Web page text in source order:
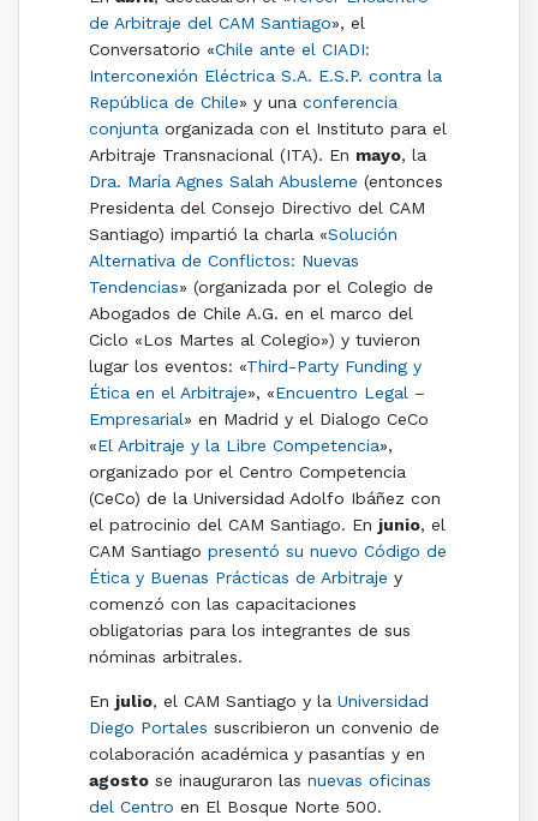
de Arbitraje del CAM Santiago», el
Conversatorio «Chile ante el CIADI:
Interconexión Eléctrica S.A. E.S.P. contra la
República de Chile» y una conferencia
conjunta organizada con el Instituto para el
Arbitraje Transnacional (ITA). En mayo, la
Dra. María Agnes Salah Abusleme (entonces
Presidenta del Consejo Directivo del CAM
Santiago) impartió la charla «Solución
Alternativa de Conflictos: Nuevas
Tendencias» (organizada por el Colegio de
Abogados de Chile A.G. en el marco del
Ciclo «Los Martes al Colegio») y tuvieron
lugar los eventos: «Third-Party Funding y
Ética en el Arbitraje», «Encuentro Legal –
Empresarial» en Madrid y el Dialogo CeCo
«El Arbitraje y la Libre Competencia»,
organizado por el Centro Competencia
(CeCo) de la Universidad Adolfo Ibáñez con
el patrocinio del CAM Santiago. En junio, el
CAM Santiago presentó su nuevo Código de
Ética y Buenas Prácticas de Arbitraje y
comenzó con las capacitaciones
obligatorias para los integrantes de sus
nóminas arbitrales.
En julio, el CAM Santiago y la Universidad
Diego Portales suscribieron un convenio de
colaboración académica y pasantías y en
agostose inauguraron las nuevas oficinas
del Centro en El Bosque Norte 500.